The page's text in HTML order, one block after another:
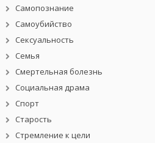
Самопознание
Самоубийство
Сексуальность
Семья
Смертельная болезнь
Социальная драма
Спорт
Старость
Стремление к цели